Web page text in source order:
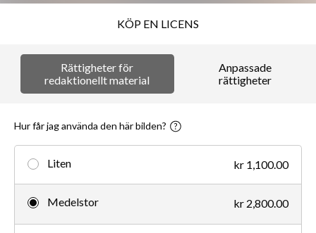
KÖP EN LICENS
Rättigheter för
redaktionellt material
Anpassade
rättigheter
Hur får jag använda den här bilden?
Liten kr 1,100.00
Medelstor kr 2,800.00